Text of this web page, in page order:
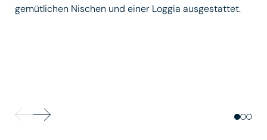
gemütlichen Nischen und einer Loggia ausgestattet.